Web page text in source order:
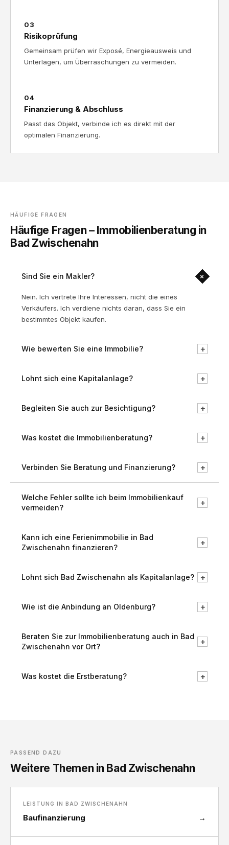
03
Risikoprüfung
Gemeinsam prüfen wir Exposé, Energieausweis und
Unterlagen, um Überraschungen zu vermeiden.
04
Finanzierung & Abschluss
Passt das Objekt, verbinde ich es direkt mit der
optimalen Finanzierung.
HÄUFIGE FRAGEN
Häufige Fragen – Immobilienberatung in
Bad Zwischenahn
Sind Sie ein Makler? +
Nein. Ich vertrete Ihre Interessen, nicht die eines
Verkäufers. Ich verdiene nichts daran, dass Sie ein
bestimmtes Objekt kaufen.
Wie bewerten Sie eine Immobilie? +
Lohnt sich eine Kapitalanlage? +
Begleiten Sie auch zur Besichtigung? +
Was kostet die Immobilienberatung? +
Verbinden Sie Beratung und Finanzierung? +
Welche Fehler sollte ich beim Immobilienkauf
vermeiden?
+
Kann ich eine Ferienimmobilie in Bad
Zwischenahn finanzieren?
+
Lohnt sich Bad Zwischenahn als Kapitalanlage? +
Wie ist die Anbindung an Oldenburg? +
Beraten Sie zur Immobilienberatung auch in Bad
Zwischenahn vor Ort?
+
Was kostet die Erstberatung? +
PASSEND DAZU
Weitere Themen in Bad Zwischenahn
LEISTUNG IN BAD ZWISCHENAHN
Baufinanzierung →